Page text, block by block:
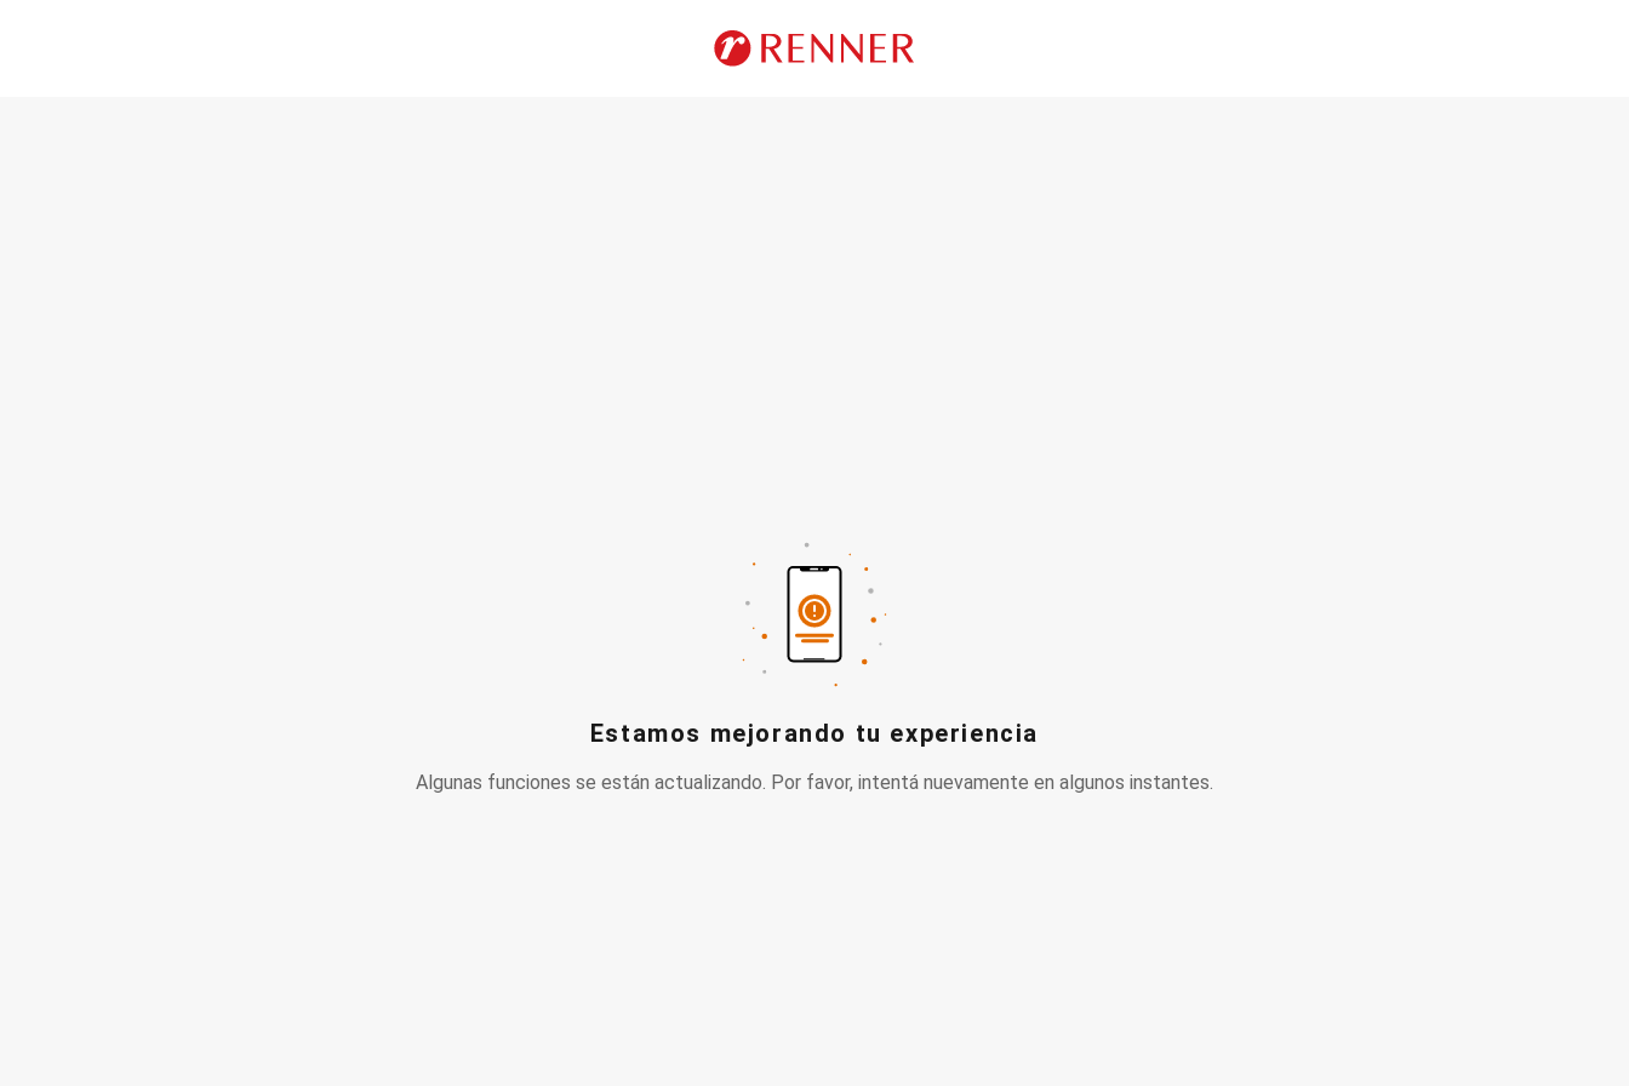
Estamos mejorando tu experiencia
Algunas funciones se están actualizando. Por favor, intentá nuevamente en algunos instantes.